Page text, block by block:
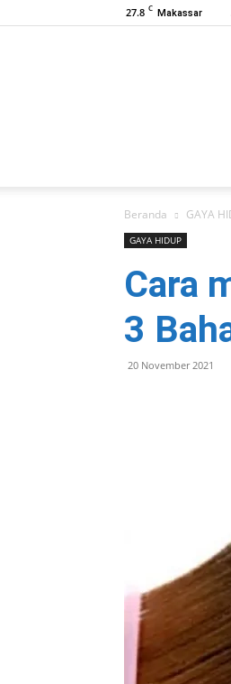
27.8 C Makassar
Beranda GAYA
GAYA HIDUP
Cara
3
20 November 2021